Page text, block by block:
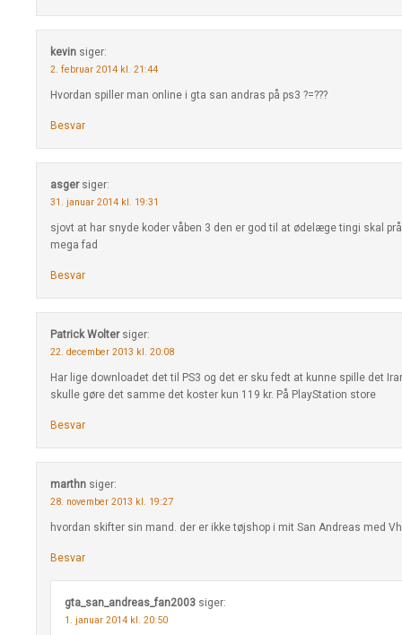
kevin siger:
2. februar 2014 kl. 21:44
Hvordan spiller man online i gta san andras på ps3 ?=???
Besvar
asger siger:
31. januar 2014 kl. 19:31
sjovt at har snyde koder våben 3 den er god til at ødelæge tingi skal
mega fad
Besvar
Patrick Wolter siger:
22. december 2013 kl. 20:08
Har lige downloadet det til PS3 og det er sku fedt at kunne spille det
skulle gøre det samme det koster kun 119 kr. På PlayStation store
Besvar
marthn siger:
28. november 2013 kl. 19:27
hvordan skifter sin mand. der er ikke tøjshop i mit San Andreas med
Besvar
gta_san_andreas_fan2003 siger:
1. januar 2014 kl. 20:50